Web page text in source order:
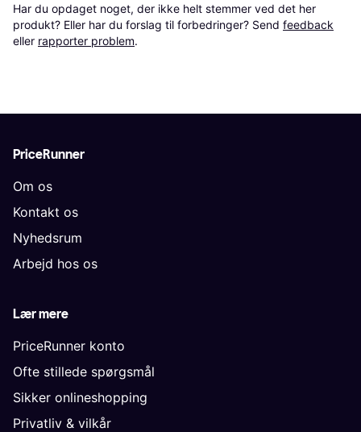
Har du opdaget noget, der ikke helt stemmer ved det her
produkt? Eller har du forslag til forbedringer? Send feedback
eller rapporter problem.
PriceRunner
Om os
Kontakt os
Nyhedsrum
Arbejd hos os
Lær mere
PriceRunner konto
Ofte stillede spørgsmål
Sikker onlineshopping
Privatliv & vilkår